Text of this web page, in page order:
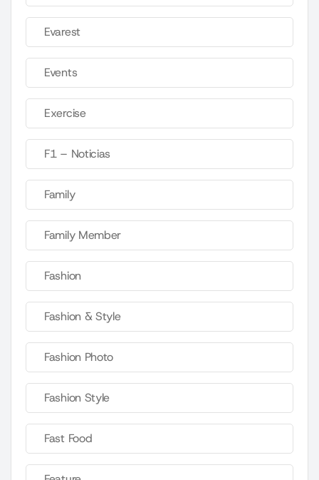
Evarest
Events
Exercise
F1 – Noticias
Family
Family Member
Fashion
Fashion & Style
Fashion Photo
Fashion Style
Fast Food